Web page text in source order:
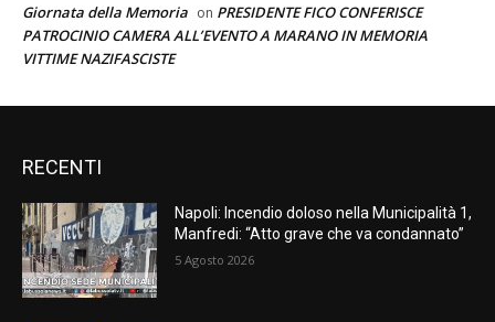
Giornata della Memoria on PRESIDENTE FICO CONFERISCE
PATROCINIO CAMERA ALL’EVENTO A MARANO IN MEMORIA
VITTIME NAZIFASCISTE
RECENTI
Napoli: Incendio doloso nella Municipalità 1,
Manfredi: “Atto grave che va condannato”
5 Agosto 2026